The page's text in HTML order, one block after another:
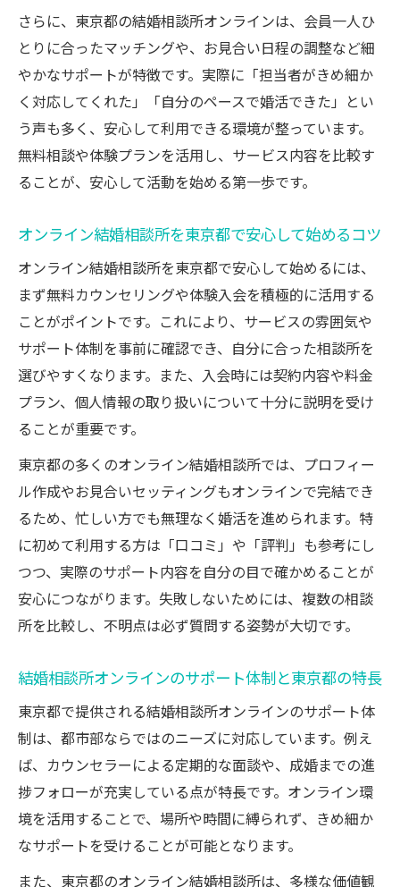
率化
口コミで評判の結婚相談所オンラインの活用法
口コミで話題の結婚相談所オンライン活用
術
東京都で結婚相談所オンラインの評判が高
い理由
体験談
信頼できる結婚相談所オンラインの口コミ
活用法
結婚相談所オンラインの評判を比較する際
の見るべき点
ハイクラスにも対応するオンライン相談所の特
徴
結婚相談所オンラインのハイクラス対応サ
ービスとは
ハイクラス層向け結婚相談所オンラインの
特徴と魅力
東京都で注目の結婚相談所オンラインのサ
ービス内容
結婚相談所オンラインでハイクラス婚活を
実現する方法
ス事例紹介
30代女性が感じたオンライン婚活のリアルな魅
力
30代女性が選ぶ結婚相談所オンラインの魅
力とは
結婚相談所オンラインで30代女性が得た実
体験
さらに、東京都の結婚相談所オンラインは、会員一人ひ
とりに合ったマッチングや、お見合い日程の調整など細
やかなサポートが特徴です。実際に「担当者がきめ細か
く対応してくれた」「自分のペースで婚活できた」とい
う声も多く、安心して利用できる環境が整っています。
無料相談や体験プランを活用し、サービス内容を比較す
ることが、安心して活動を始める第一歩です。
オンライン結婚相談所を東京都で安心して始めるコツ
オンライン結婚相談所を東京都で安心して始めるには、
まず無料カウンセリングや体験入会を積極的に活用する
ことがポイントです。これにより、サービスの雰囲気や
サポート体制を事前に確認でき、自分に合った相談所を
選びやすくなります。また、入会時には契約内容や料金
プラン、個人情報の取り扱いについて十分に説明を受け
ることが重要です。
東京都の多くのオンライン結婚相談所では、プロフィー
ル作成やお見合いセッティングもオンラインで完結でき
るため、忙しい方でも無理なく婚活を進められます。特
に初めて利用する方は「口コミ」や「評判」も参考にし
つつ、実際のサポート内容を自分の目で確かめることが
安心につながります。失敗しないためには、複数の相談
所を比較し、不明点は必ず質問する姿勢が大切です。
結婚相談所オンラインのサポート体制と東京都の特長
東京都で提供される結婚相談所オンラインのサポート体
制は、都市部ならではのニーズに対応しています。例え
ば、カウンセラーによる定期的な面談や、成婚までの進
捗フォローが充実している点が特長です。オンライン環
境を活用することで、場所や時間に縛られず、きめ細か
なサポートを受けることが可能となります。